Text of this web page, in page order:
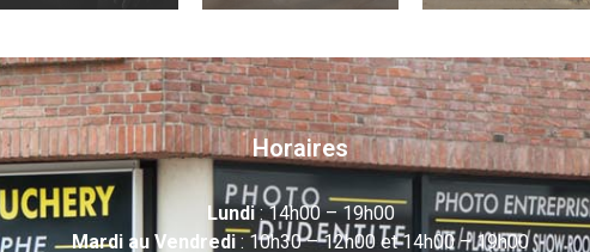
Horaires
Lundi: 14h00 – 19h00
Mardi au Vendredi: 10h30 – 12h00 et 14h00 – 19h00